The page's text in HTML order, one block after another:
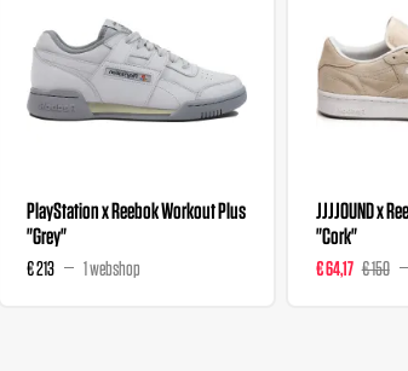
PlayStation x Reebok Workout Plus
"Grey"
€ 213 1 webshop
JJJJOUND x
"Cork"
€ 64,17 € 150